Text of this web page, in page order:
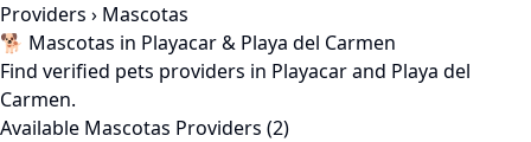
Providers › Mascotas
🐕 Mascotas in Playacar & Playa del Carmen
Find verified pets providers in Playacar and Playa del
Carmen.
Available Mascotas Providers (2)